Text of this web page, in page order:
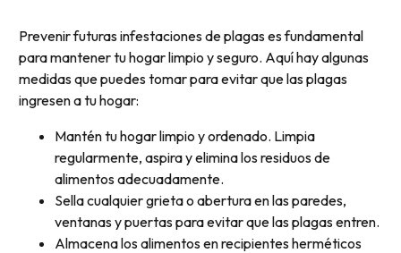
Prevenir futuras infestaciones de plagas es fundamental
para mantener tu hogar limpio y seguro. Aquí hay algunas
medidas que puedes tomar para evitar que las plagas
ingresen a tu hogar:
Mantén tu hogar limpio y ordenado. Limpia
regularmente, aspira y elimina los residuos de
alimentos adecuadamente.
Sella cualquier grieta o abertura en las paredes,
ventanas y puertas para evitar que las plagas entren.
Almacena los alimentos en recipientes herméticos